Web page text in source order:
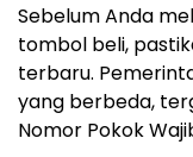
Sebelum Anda
tombol beli,
terbaru.
yang berbeda,
Nomor Pokok